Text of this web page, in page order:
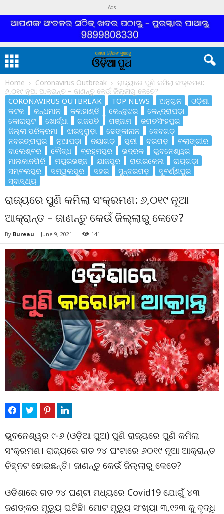
Ads
Home Coronavirus Outbreak
ରାଜ୍ୟରେ ପୁଣି କମିଲା ସଂକ୍ରମଣ:
୬,୦୧୯ ନୂଆ ଆକ୍ରାନ୍ତ – ଜାଣନ୍ତୁ କେଉଁ ଜିଲ୍ଲାରୁ କେତେ?
CORONAVIRUS OUTBREAK TOP NEWS ଅନୁଗୁଳ
ଓଡ଼ିଶା
କଟକ
କନ୍ଧମାଳ କଳାହାଣ୍ଡି କେନ୍ଦୁଝର
କେନ୍ଦ୍ରାପଡ଼ା
କୋରାପୁଟ
ଖୋର୍ଦ୍ଧା ଗଜପତି ଗଞ୍ଜାମ
ଜଗତସିଂହପୁର
ଜିଲ୍ଲା ପରିକ୍ରମା
ଝାରସୁଗୁଡ଼ା ଢେଙ୍କାନାଳ
ଦେବଗଡ଼
ନବରଙ୍ଗପୁର
ନୂଆପଡ଼ା ନୟାଗଡ଼ ପୁରୀ ବରଗଡ଼
ବଲାଙ୍ଗୀର
ବାଲେଶ୍ବର
ବୌଦ୍ଧ ବ୍ରହ୍ମପୁର ଭଦ୍ରକ
ଭୁବନେଶ୍ୱର
ମାଲକାନଗିରି
ମୟୁରଭଞ୍ଜ ଯାଜପୁର ରାଉରକେଲା
ରାୟଗଡ଼ା
ସମ୍ବଲପୁର
ସମ୍ୱଲପୁର ସହର ସୁନ୍ଦରଗଡ଼
ସୁବର୍ଣ୍ଣପୁର
ସ୍ବାସ୍ଥ୍ୟ
ରାଜ୍ୟରେ ପୁଣି କମିଲା ସଂକ୍ରମଣ: ୬,୦୧୯ ନୂଆ
ଆକ୍ରାନ୍ତ – ଜାଣନ୍ତୁ କେଉଁ ଜିଲ୍ଲାରୁ କେତେ?
By Bureau - June 9, 2021 141
ଭୁବନେଶ୍ୱର ୯-୬ (ଓଡ଼ିଆ ପୁଅ) ପୁଣି ରାଜ୍ୟରେ ପୁଣି କମିଲା
ସଂକ୍ରମଣ। ରାଜ୍ୟରେ ଗତ ୨୪ ଘଂଟାରେ ୬୦୧୯ ନୂଆ ଆକ୍ରାନ୍ତ
ଚିହ୍ନଟ ହୋଇଛନ୍ତି। ଜାଣନ୍ତୁ କେଉଁ ଜିଲ୍ଲାରୁ କେତେ?
ଓଡିଶାରେ ଗତ ୨୪ ଘଣ୍ଟା ମଧ୍ୟରେ Covid19 ଯୋଗୁଁ ୪୩
ଜଣଙ୍କର ମୃତ୍ୟୁ ଘଟିଛି। ମୋଟ ମୃତ୍ୟୁ ସଂଖ୍ୟା ୩,୧୨୩ କୁ ବୃଦ୍ଧି